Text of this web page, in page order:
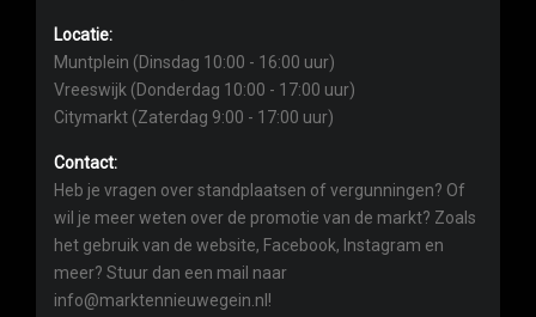
Locatie:
Muntplein (Dinsdag 10:00 - 16:00 uur)
Vreeswijk (Donderdag 10:00 - 17:00 uur)
Citymarkt (Zaterdag 9:00 - 17:00 uur)
Contact:
Heb je vragen over standplaatsen of vergunningen? Of
wil je meer weten over de promotie van de markt? Zoals
het gebruik van de website, Facebook, Instagram en
meer? Stuur dan een mail naar
info@marktennieuwegein.nl!